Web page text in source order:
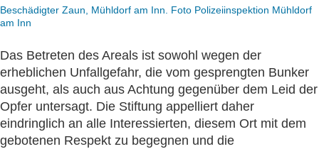
Beschädigter Zaun, Mühldorf am Inn. Foto Polizeiinspektion Mühldorf
am Inn
Das Betreten des Areals ist sowohl wegen der
erheblichen Unfallgefahr, die vom gesprengten Bunker
ausgeht, als auch aus Achtung gegenüber dem Leid der
Opfer untersagt. Die Stiftung appelliert daher
eindringlich an alle Interessierten, diesem Ort mit dem
gebotenen Respekt zu begegnen und die